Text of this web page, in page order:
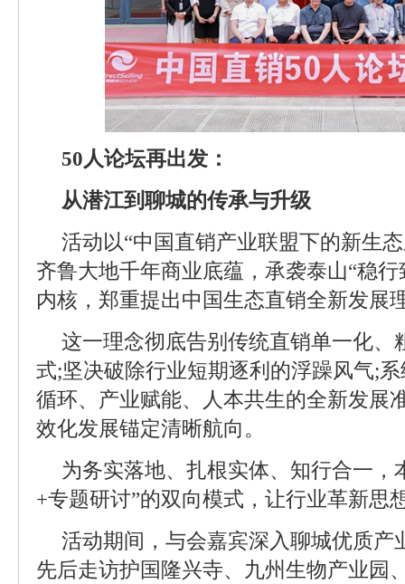
50人论坛再出发：
从潜江到聊城的传承与升级
活动以“中国直销产业联盟下的新生
齐鲁大地千年商业底蕴，承袭泰山“稳
内核，郑重提出中国生态直销全新发展
这一理念彻底告别传统直销单一化、
式;坚决破除行业短期逐利的浮躁风气;
循环、产业赋能、人本共生的全新发展
效化发展锚定清晰航向。
为务实落地、扎根实体、知行合一，
+专题研讨”的双向模式，让行业革新思
活动期间，与会嘉宾深入聊城优质产
先后走访护国隆兴寺、九州生物产业园